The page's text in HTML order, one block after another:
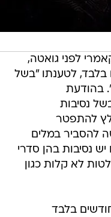
לפני גואטה,
אחרי 10 חודשים בלבד, לטענתו "בשל
בהודעת
נסיבות
להתפטר
להסביר במלים
נסיבות בהן סדרי
לא קלות כגון
על פרישה בתום כ-10 חודשים בלבד